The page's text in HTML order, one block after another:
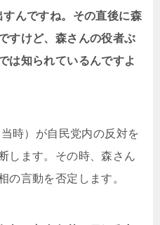
んですね。その直後に森
すけど、森さんの役者ぶ
は知られているんですよ
時）が自民党内の反対を
します。その時、森さん
の言動を否定します。